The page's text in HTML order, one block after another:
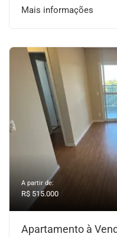
Mais informações
A partir de:
R$ 515.000
Apartamento à